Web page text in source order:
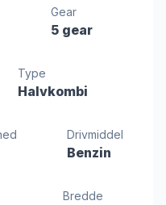
Gear
5 gear
Type
Halvkombi
Drivmiddel
Benzin
Bredde